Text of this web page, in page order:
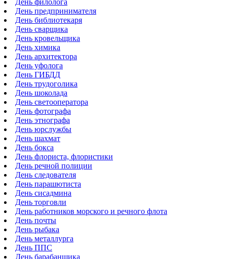
День филолога
День предпринимателя
День библиотекаря
День сварщика
День кровельщика
День химика
День архитектора
День уфолога
День ГИБДД
День трудоголика
День шоколада
День светооператора
День фотографа
День этнографа
День юрслужбы
День шахмат
День бокса
День флориста, флористики
День речной полиции
День следователя
День парашютиста
День сисадмина
День торговли
День работников морского и речного флота
День почты
День рыбака
День металлурга
День ППС
День барабанщика